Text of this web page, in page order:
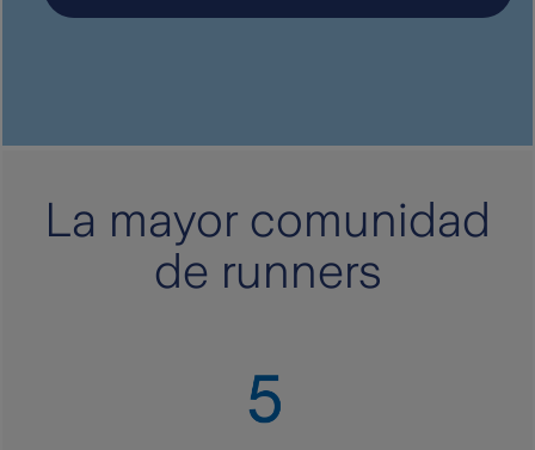
La mayor comunidad
de runners